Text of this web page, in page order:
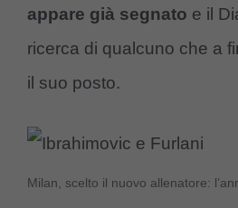
appare già segnato e il
ricerca di qualcuno che a
il suo posto.
Milan, scelto il nuovo allenatore: